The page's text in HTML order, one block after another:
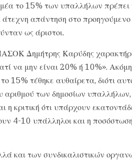
το 15% των υπαλλήλων πρέπει
απάντηση στο
ως άριστοι.
Δημήτρης Καρύδης
να μην είναι 20% ή 10%». Ακόμη
15% τέθηκε αυθαίρετα, διότι
αριθμού των δημοσίων
η κριτική ότι υπάρχουν
4-10 υπάλληλοι και η
και των συνδικαλιστικών